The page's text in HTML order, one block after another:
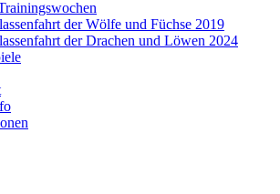
der Wölfe und Füchse 2019
der Drachen und Löwen 2024